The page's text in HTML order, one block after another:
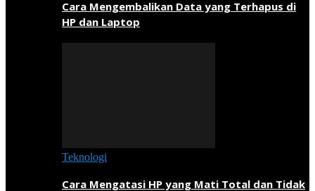
Cara Mengembalikan Data yang Terhapus di
HP dan Laptop
Teknologi
Cara Mengatasi HP yang Mati Total dan Tidak